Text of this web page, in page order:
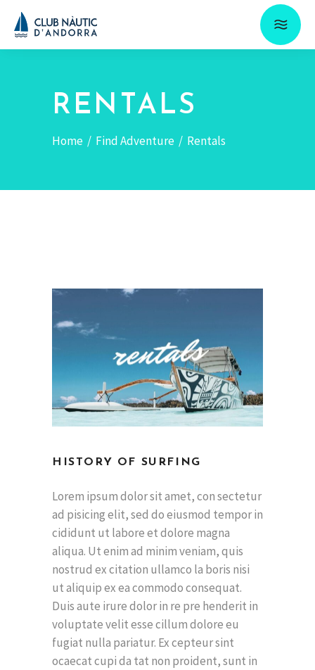
RENTALS
Home / Find Adventure / Rentals
HISTORY OF SURFING
Lorem ipsum dolor sit amet, con sectetur
ad pisicing elit, sed do eiusmod tempor in
cididunt ut labore et dolore magna
aliqua. Ut enim ad minim veniam, quis
nostrud ex citation ullamco la boris nisi
ut aliquip ex ea commodo consequat.
Duis aute irure dolor in re pre henderit in
voluptate velit esse cillum dolore eu
fugiat nulla pariatur. Ex cepteur sint
ocaecat cupi da tat non proident, sunt in